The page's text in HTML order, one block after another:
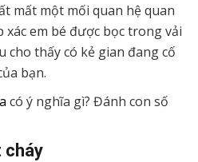
mất một mối quan hệ quan
em bé được bọc trong vải
cho thấy có kẻ gian đang cố
bạn.
có ý nghĩa gì? Đánh con số
cháy